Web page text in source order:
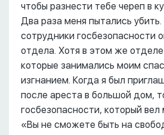
чтобы разнести тебе череп в
Два раза меня пытались
сотрудники госбезопасности
отдела. Хотя в этом же
которые занимались моим
изгнанием. Когда я был
после ареста в большой дом,
госбезопасности, который вел
«Вы не сможете быть на